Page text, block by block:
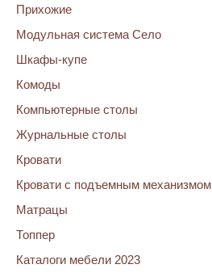
Прихожие
Модульная система Село
Шкафы-купе
Комоды
Компьютерные столы
Журнальные столы
Кровати
Кровати с подъемным механизмом
Матрацы
Топпер
Каталоги мебели 2023